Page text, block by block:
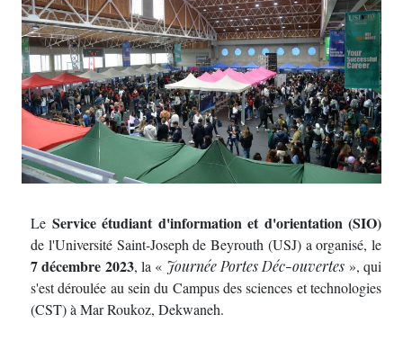
Le Service étudiant d'information et d'orientation (SIO)
de l'Université Saint-Joseph de Beyrouth (USJ) a organisé, le
7 décembre 2023, la « Journée Portes Déc-ouvertes », qui
s'est déroulée au sein du Campus des sciences et technologies
(CST) à Mar Roukoz, Dekwaneh.